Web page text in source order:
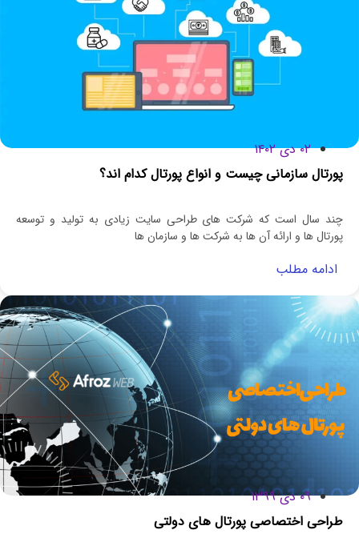
۰۲ دی ۱۴۰۲
پورتال سازمانی چیست و انواع پورتال کدام اند؟
چند سال است که شرکت ‌های طراحی سایت زیادی به تولید و توسعه
پورتال ها و ارائه آن ها به شرکت ‌ها و سازمان ‌ها
ادامه مطلب
۰۹ دی ۱۳۹۹
طراحی اختصاصی پورتال های دولتی